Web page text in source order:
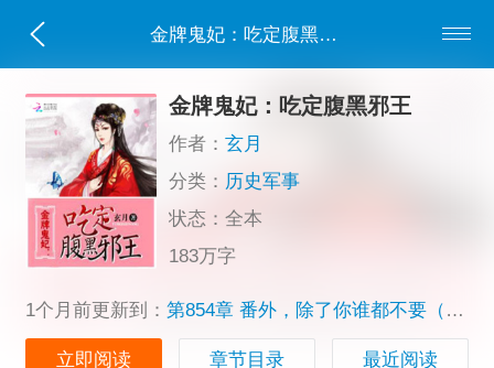
金牌鬼妃：吃定腹黑邪王
金牌鬼妃：吃定腹黑邪王
作者：玄月
分类： 历史军事
状态：全本
183万字
1个月前更新到： 第854章 番外，除了你谁都不要（完）
立即阅读 章节目录 最近阅读